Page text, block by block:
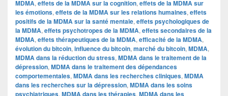
MDMA, effets de la MDMA sur la cognition, effets de la MDMA sur
les émotions, effets de la MDMA sur les relations humaines, effets
positifs de la MDMA sur la santé mentale, effets psychologiques de
la MDMA, effets psychotropes de la MDMA, effets secondaires de la
MDMA, effets thérapeutiques de la MDMA, efficacité de la MDMA,
évolution du bitcoin, influence du bitcoin, marché du bitcoin, MDMA,
MDMA dans la réduction du stress, MDMA dans le traitement de la
dépression, MDMA dans le traitement des dépendances
comportementales, MDMA dans les recherches cliniques, MDMA
dans les recherches sur la dépression, MDMA dans les soins
psychiatriques, MDMA dans les thérapies, MDMA dans les